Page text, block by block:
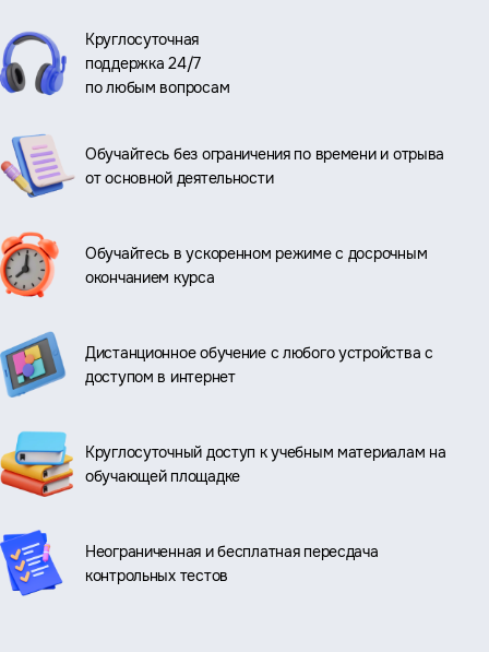
Круглосуточная
поддержка 24/7
по любым вопросам
Обучайтесь без ограничения по времени и отрыва
от основной деятельности
Обучайтесь в ускоренном режиме с досрочным
окончанием курса
Дистанционное обучение с любого устройства с
доступом в интернет
Круглосуточный доступ к учебным материалам на
обучающей площадке
Неограниченная и бесплатная пересдача
контрольных тестов